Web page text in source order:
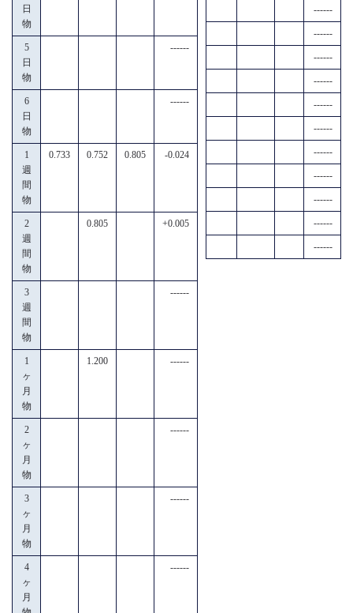
日
物
5
日
物
------
6
日
物
------
1
週
間
物
0.733 0.752 0.805 -0.024
2
週
間
物
0.805 +0.005
3
週
間
物
------
1
ヶ
月
物
1.200 ------
2
ヶ
月
物
------
3
ヶ
月
物
------
4
ヶ
月
------
------
------
------
------
------
------
------
------
------
------
------